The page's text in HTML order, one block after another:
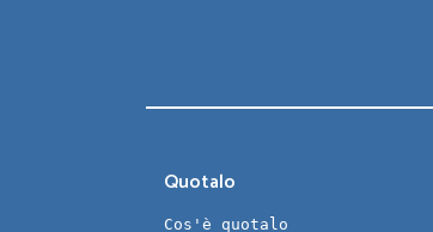
Quotalo
Cos'è quotalo